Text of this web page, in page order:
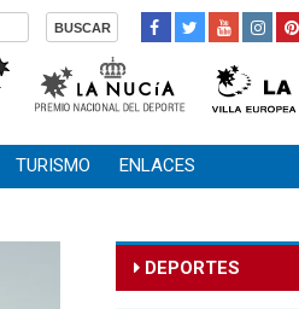
TURISMO ENLACES
DEPORTES